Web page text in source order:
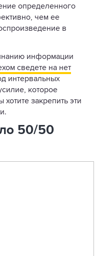
определенного
чем ее
в
информации
сведете на нет
интервальных
которое
закрепить эти
50/50